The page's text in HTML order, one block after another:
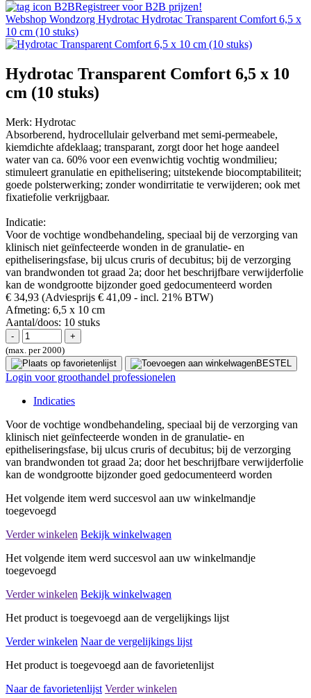
Registreer voor B2B prijzen!
Webshop Wondzorg Hydrotac Hydrotac Transparent Comfort 6,5 x
10 cm (10 stuks)
Hydrotac Transparent Comfort 6,5 x 10
cm (10 stuks)
Merk: Hydrotac
Absorberend, hydrocellulair gelverband met semi-permeabele,
kiemdichte afdeklaag; transparant, zorgt door het hoge aandeel
water van ca. 60% voor een evenwichtig vochtig wondmilieu;
stimuleert granulatie en epithelisering; uitstekende biocomptabiliteit;
goede polsterwerking; zonder wondirritatie te verwijderen; ook met
fixatiefolie verkrijgbaar.
Indicatie:
Voor de vochtige wondbehandeling, speciaal bij de verzorging van
klinisch niet geïnfecteerde wonden in de granulatie- en
epitheliseringsfase, bij ulcus cruris of decubitus; bij de verzorging
van brandwonden tot graad 2a; door het beschrijfbare verwijderfolie
kan de wondgrootte bijzonder goed gedocumenteerd worden
€ 34,93 (Adviesprijs € 41,09 - incl. 21% BTW)
Afmeting: 6,5 x 10 cm
Aantal/doos: 10 stuks
(max. per 2000)
BESTEL
Login voor groothandel professionelen
Indicaties
Voor de vochtige wondbehandeling, speciaal bij de verzorging van
klinisch niet geïnfecteerde wonden in de granulatie- en
epitheliseringsfase, bij ulcus cruris of decubitus; bij de verzorging
van brandwonden tot graad 2a; door het beschrijfbare verwijderfolie
kan de wondgrootte bijzonder goed gedocumenteerd worden
Het volgende item werd succesvol aan uw winkelmandje
toegevoegd
Verder winkelen Bekijk winkelwagen
Het volgende item werd succesvol aan uw winkelmandje
toegevoegd
Verder winkelen Bekijk winkelwagen
Het product is toegevoegd aan de vergelijkings lijst
Verder winkelen Naar de vergelijkings lijst
Het product is toegevoegd aan de favorietenlijst
Naar de favorietenlijst Verder winkelen